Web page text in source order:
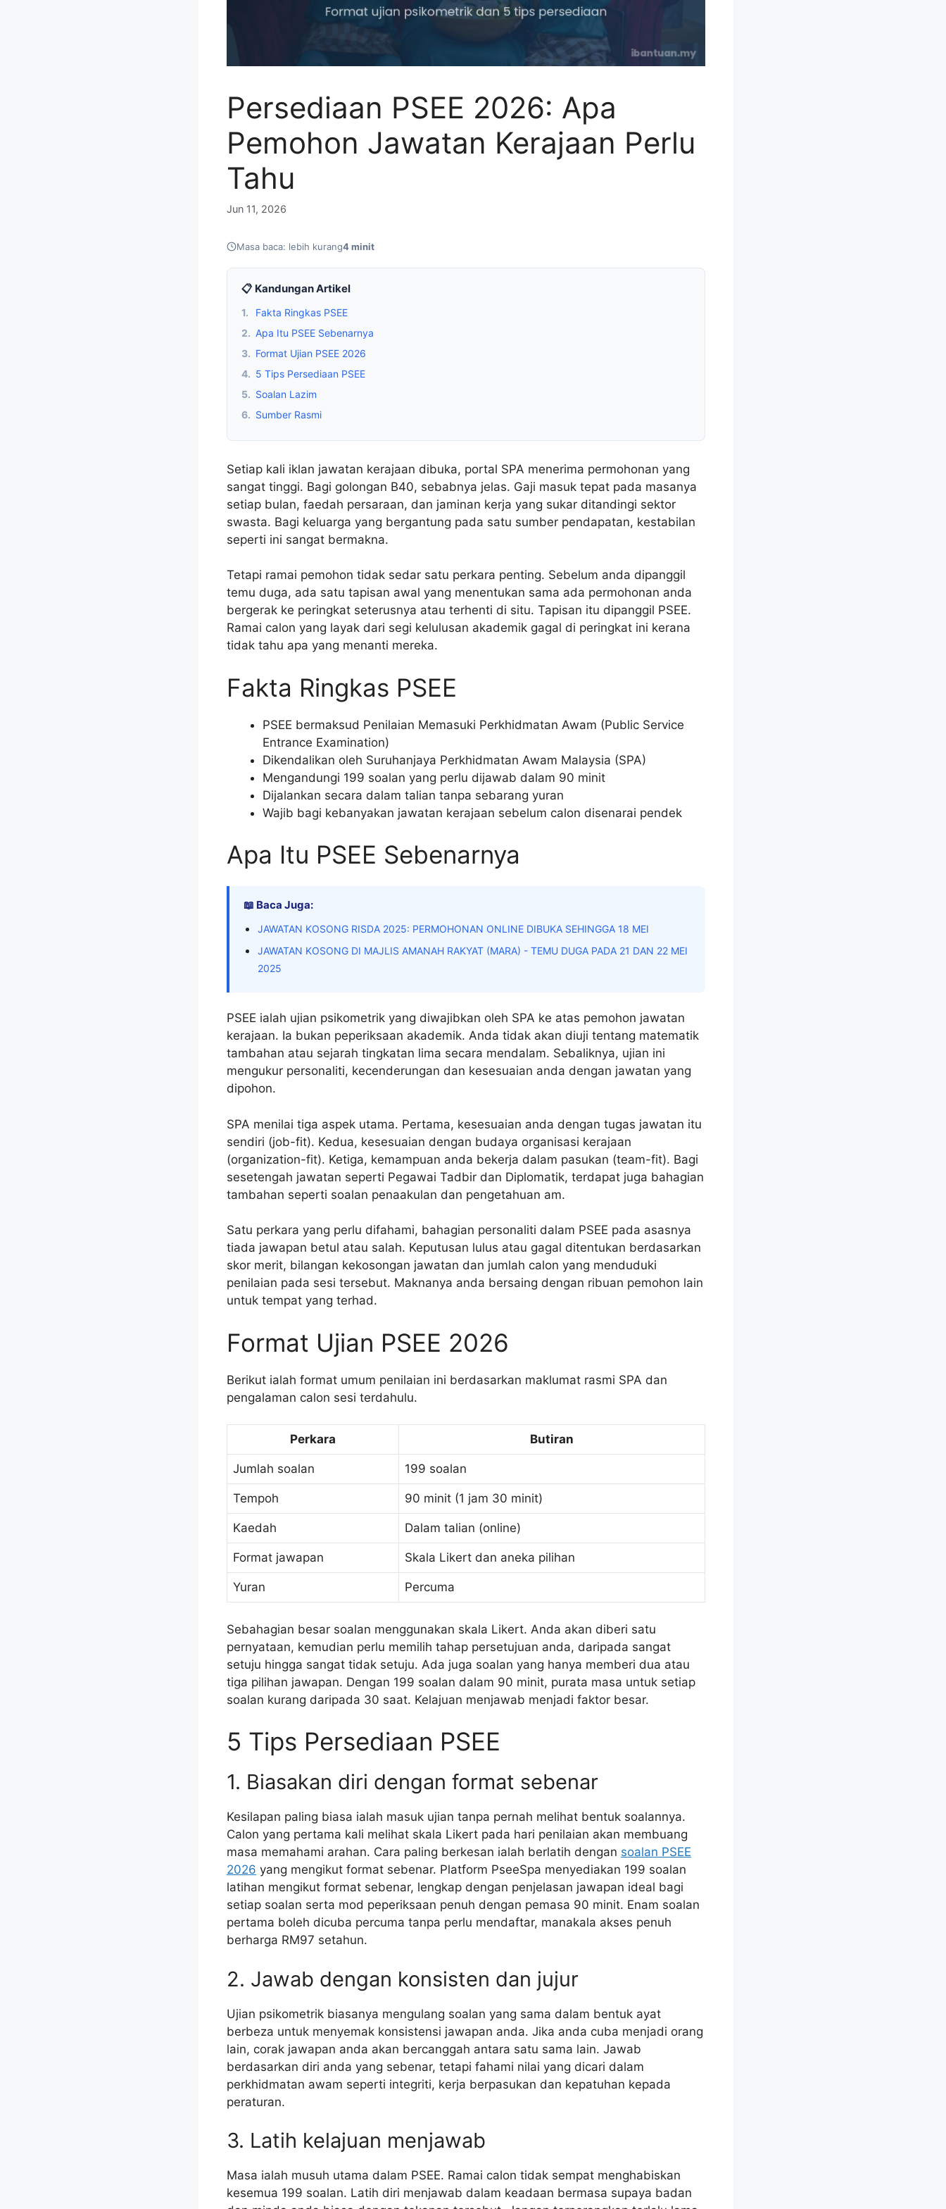
Persediaan PSEE 2026: Apa
Pemohon Jawatan Kerajaan Perlu
Tahu
Jun 11, 2026
Masa baca: lebih kurang4 minit
📋 Kandungan Artikel
1.
Fakta Ringkas PSEE
2. Apa Itu PSEE Sebenarnya
3. Format Ujian PSEE 2026
4. 5 Tips Persediaan PSEE
5. Soalan Lazim
6. Sumber Rasmi
Setiap kali iklan jawatan kerajaan dibuka, portal SPA menerima permohonan yang
sangat tinggi. Bagi golongan B40, sebabnya jelas. Gaji masuk tepat pada masanya
setiap bulan, faedah persaraan, dan jaminan kerja yang sukar ditandingi sektor
swasta. Bagi keluarga yang bergantung pada satu sumber pendapatan, kestabilan
seperti ini sangat bermakna.
Tetapi ramai pemohon tidak sedar satu perkara penting. Sebelum anda dipanggil
temu duga, ada satu tapisan awal yang menentukan sama ada permohonan anda
bergerak ke peringkat seterusnya atau terhenti di situ. Tapisan itu dipanggil PSEE.
Ramai calon yang layak dari segi kelulusan akademik gagal di peringkat ini kerana
tidak tahu apa yang menanti mereka.
Fakta Ringkas PSEE
PSEE bermaksud Penilaian Memasuki Perkhidmatan Awam (Public Service
Entrance Examination)
Dikendalikan oleh Suruhanjaya Perkhidmatan Awam Malaysia (SPA)
Mengandungi 199 soalan yang perlu dijawab dalam 90 minit
Dijalankan secara dalam talian tanpa sebarang yuran
Wajib bagi kebanyakan jawatan kerajaan sebelum calon disenarai pendek
Apa Itu PSEE Sebenarnya
📖 Baca Juga:
JAWATAN KOSONG RISDA 2025: PERMOHONAN ONLINE DIBUKA SEHINGGA 18 MEI
JAWATAN KOSONG DI MAJLIS AMANAH RAKYAT (MARA) - TEMU DUGA PADA 21 DAN 22 MEI
2025
PSEE ialah ujian psikometrik yang diwajibkan oleh SPA ke atas pemohon jawatan
kerajaan. Ia bukan peperiksaan akademik. Anda tidak akan diuji tentang matematik
tambahan atau sejarah tingkatan lima secara mendalam. Sebaliknya, ujian ini
mengukur personaliti, kecenderungan dan kesesuaian anda dengan jawatan yang
dipohon.
SPA menilai tiga aspek utama. Pertama, kesesuaian anda dengan tugas jawatan itu
sendiri (job-fit). Kedua, kesesuaian dengan budaya organisasi kerajaan
(organization-fit). Ketiga, kemampuan anda bekerja dalam pasukan (team-fit). Bagi
sesetengah jawatan seperti Pegawai Tadbir dan Diplomatik, terdapat juga bahagian
tambahan seperti soalan penaakulan dan pengetahuan am.
Satu perkara yang perlu difahami, bahagian personaliti dalam PSEE pada asasnya
tiada jawapan betul atau salah. Keputusan lulus atau gagal ditentukan berdasarkan
skor merit, bilangan kekosongan jawatan dan jumlah calon yang menduduki
penilaian pada sesi tersebut. Maknanya anda bersaing dengan ribuan pemohon lain
untuk tempat yang terhad.
Format Ujian PSEE 2026
Berikut ialah format umum penilaian ini berdasarkan maklumat rasmi SPA dan
pengalaman calon sesi terdahulu.
Perkara Butiran
Jumlah soalan 199 soalan
Tempoh 90 minit (1 jam 30 minit)
Kaedah Dalam talian (online)
Format jawapan Skala Likert dan aneka pilihan
Yuran Percuma
Sebahagian besar soalan menggunakan skala Likert. Anda akan diberi satu
pernyataan, kemudian perlu memilih tahap persetujuan anda, daripada sangat
setuju hingga sangat tidak setuju. Ada juga soalan yang hanya memberi dua atau
tiga pilihan jawapan. Dengan 199 soalan dalam 90 minit, purata masa untuk setiap
soalan kurang daripada 30 saat. Kelajuan menjawab menjadi faktor besar.
5 Tips Persediaan PSEE
1. Biasakan diri dengan format sebenar
Kesilapan paling biasa ialah masuk ujian tanpa pernah melihat bentuk soalannya.
Calon yang pertama kali melihat skala Likert pada hari penilaian akan membuang
masa memahami arahan. Cara paling berkesan ialah berlatih dengan soalan PSEE
2026 yang mengikut format sebenar. Platform PseeSpa menyediakan 199 soalan
latihan mengikut format sebenar, lengkap dengan penjelasan jawapan ideal bagi
setiap soalan serta mod peperiksaan penuh dengan pemasa 90 minit. Enam soalan
pertama boleh dicuba percuma tanpa perlu mendaftar, manakala akses penuh
berharga RM97 setahun.
2. Jawab dengan konsisten dan jujur
Ujian psikometrik biasanya mengulang soalan yang sama dalam bentuk ayat
berbeza untuk menyemak konsistensi jawapan anda. Jika anda cuba menjadi orang
lain, corak jawapan anda akan bercanggah antara satu sama lain. Jawab
berdasarkan diri anda yang sebenar, tetapi fahami nilai yang dicari dalam
perkhidmatan awam seperti integriti, kerja berpasukan dan kepatuhan kepada
peraturan.
3. Latih kelajuan menjawab
Masa ialah musuh utama dalam PSEE. Ramai calon tidak sempat menghabiskan
kesemua 199 soalan. Latih diri menjawab dalam keadaan bermasa supaya badan